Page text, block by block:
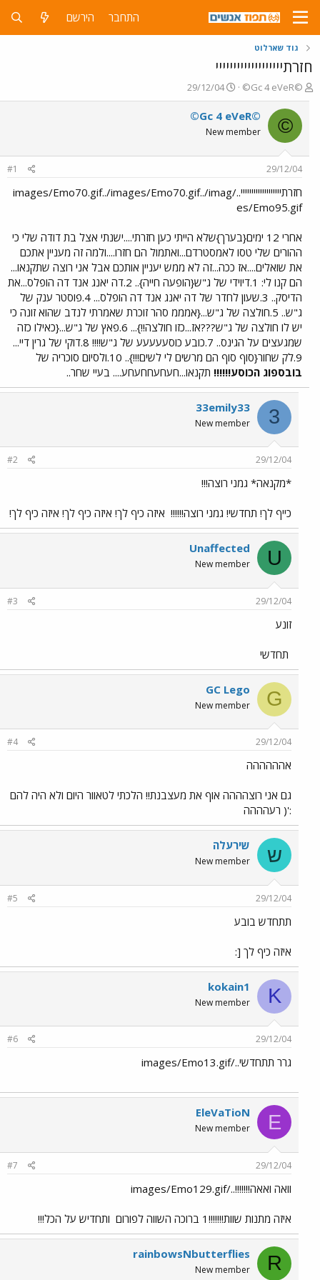
התחבר הירשם
גוד שארלוט
חזרתייייייייייייייייייי
פ
ו
ת
ח
ה
ש
א
©Gc 4 eVeR©
פ
ו
ר
ם
ר
29/12/04
©
©Gc 4 eVeR©
New member
29/12/04
#1
חזרתייייייייייייייייייי../images/Emo70.gif../images/Emo70.gif../imag
es/Emo95.gif
אחרי 12 ימים{בערך}שלא הייתי כען חזרתי....ישנתי אצל בת דודה שלי כי
ההורים שלי טסו לאמסטרדם...ואתמול הם חזרו....ולמה זה מעניין אתכם
את שואלים....אז ככה...זה לא ממש יעניין אותכם אבל אני רוצה שתקנאו...
הם קנו לי: 1.דיוידי של ג"ש{הופעה חייה}.. 2.דה יאנג אנד דה הופלס...את
הדיסק.. 3.שעון לחדר של דה יאנג אנד דה הופלס... 4.פוסטר ענק של
ג"ש.. 5.חולצה של ג"ש...{אמממ סהר זוכרת שאמרתי לנדב שהוא זונה כי
יש לו חולצה של ג"ש???אז...כזו חולצה!!}... 6.פאץ של ג"ש...{כאילו כזה
שמגעצים על הגינס.. 7.כובע כוסעעעעע של ג"ש!!!! 8.דוקי של גרין דיי...
9.לק שחור{סוף סוף הם מרשים לי לשים!!!}.. 10.ולסיום סוכריה של
בובספוג הכוסע!!!!!! תקנאו...חעחעחחעחע.... בעיי שחר..
3
33emily33
New member
29/12/04
#2
*מקנאה* גמני רוצה!!!
כייף לך! תחדשי! גמני רוצה!!!!!! איזה כיף לך! איזה כיף לך! איזה כיף לך!
U
Unaffected
New member
29/12/04
#3
זונע
תחדשי
G
GC Lego
New member
29/12/04
#4
אהההההה
גם אני רוצהההה אוף את מעצבנת!! הלכתי לטאוור היום ולא היה להם
:'( רעהההה
ש שירעלה
New member
29/12/04
#5
תתחדש בובע
איזה כיף לך [:
K
kokain1
New member
29/12/04
#6
גרר תתחדשי../images/Emo13.gif
E
EleVaTioN
New member
29/12/04
#7
וואה ואאה!!!!!!!../images/Emo129.gif
איזה מתנות שוות!!!!!!!1 ברוכה השווה לפורום ותחדיש על הכל!!!
R
rainbowsNbutterflies
New member